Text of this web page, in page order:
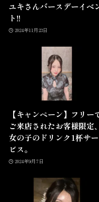
ユキさんバースデーイベ
ト!!
2024年11月23日
【キャンペーン】フリー
ご来店されたお客様限定、
女の子のドリンク1杯サー
ビス。
2024年9月7日